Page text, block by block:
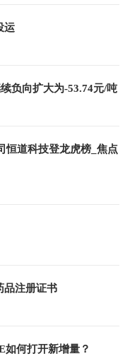
运
负向扩大为-53.74元/吨
恒道科技登龙虎榜_焦点
品注册证书
何打开新增量？